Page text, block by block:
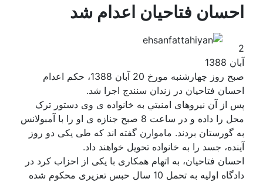
احسان فتاحیان اعدام شد
2
آبان 1388
صبح روز چهارشنبه مورخ 20 آبان 1388، حکم اعدام
احسان فتاحیان در زندان سنندج اجرا شد.
پس از آن نیروهای امنیتي به خانواده ی وی دستور ترک
محل را داده و در ساعت 8 صبح جنازه ی او را با آمبولانس
به گورستان بردند. ماموارن گفته اند که طی یکی دو روز
آینده، جسد را به خانواده تحویل خواهند داد.
احسان فتاحیان، به اتهام همکاری با یکی از احزاب کرد در
دادگاه اولیه به تحمل 10 سال حبس تعزیری محکوم شده